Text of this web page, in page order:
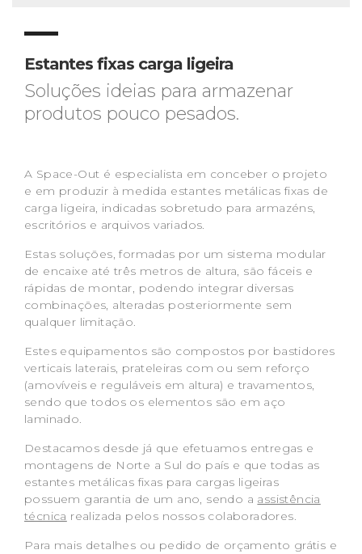
Estantes fixas carga ligeira
Soluções ideias para armazenar
produtos pouco pesados.
A Space-Out é especialista em conceber o projeto
e em produzir à medida estantes metálicas fixas de
carga ligeira, indicadas sobretudo para armazéns,
escritórios e arquivos variados.
Estas soluções, formadas por um sistema modular
de encaixe até três metros de altura, são fáceis e
rápidas de montar, podendo integrar diversas
combinações, alteradas posteriormente sem
qualquer limitação.
Estes equipamentos são compostos por bastidores
verticais laterais, prateleiras com ou sem reforço
(amovíveis e reguláveis em altura) e travamentos,
sendo que todos os elementos são em aço
laminado.
Destacamos desde já que efetuamos entregas e
montagens de Norte a Sul do país e que todas as
estantes metálicas fixas para cargas ligeiras
possuem garantia de um ano, sendo a assistência
técnica realizada pelos nossos colaboradores.
Para mais detalhes ou pedido de orçamento grátis e